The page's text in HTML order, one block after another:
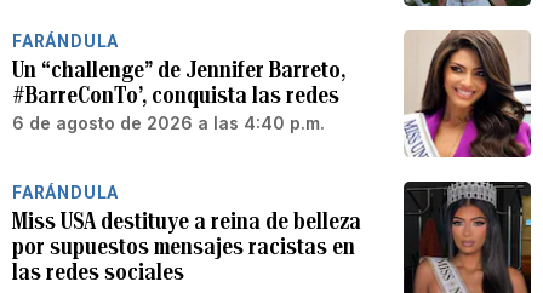
FARÁNDULA
Un “challenge” de Jennifer Barreto,
#BarreConTo’, conquista las redes
6 de agosto de 2026 a las 4:40 p.m.
FARÁNDULA
Miss USA destituye a reina de belleza
por supuestos mensajes racistas en
las redes sociales